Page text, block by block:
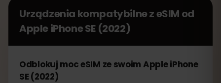
Urządzenia kompatybilne z eSIM od
Apple iPhone SE (2022)
Odblokuj moc eSIM ze swoim Apple iPhone
SE (2022)